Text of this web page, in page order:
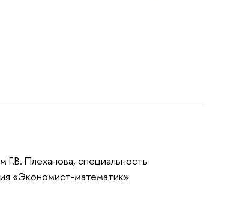
Г.В. Плеханова, специальность
«Экономист-математик»